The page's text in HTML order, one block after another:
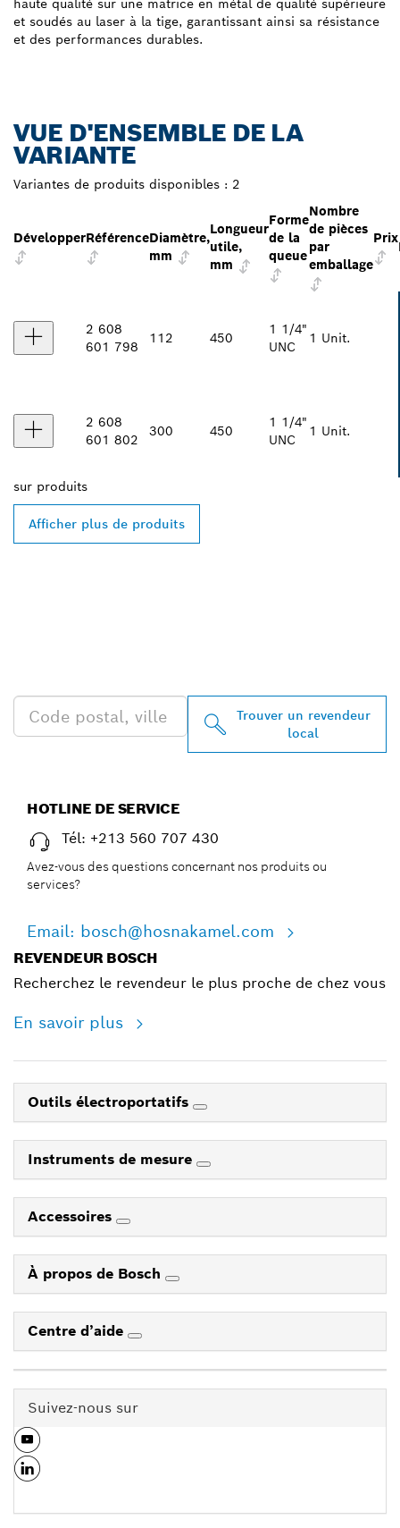
haute qualité sur une matrice en métal de qualité supérieure
et soudés au laser à la tige, garantissant ainsi sa résistance
et des performances durables.
VUE D'ENSEMBLE DE LA
VARIANTE
Variantes de produits disponibles : 2
DévelopperRéférenceDiamètre,
mm
Longueur
utile,
mm
Forme
de la
queue
Nombre
de pièces
par
emballage
Prix
2 608
601 798
112 450
1 1/4"
UNC
1 Unit.
2 608
601 802
300 450
1 1/4"
UNC
1 Unit.
sur produits
Afficher plus de produits
Trouver un revendeur
local
HOTLINE DE SERVICE
Tél: +213 560 707 430
Avez-vous des questions concernant nos produits ou
services?
Email: bosch@hosnakamel.com
REVENDEUR BOSCH
Recherchez le revendeur le plus proche de chez vous
En savoir plus
Outils électroportatifs
Instruments de mesure
Accessoires
À propos de Bosch
Centre d’aide
Suivez-nous sur